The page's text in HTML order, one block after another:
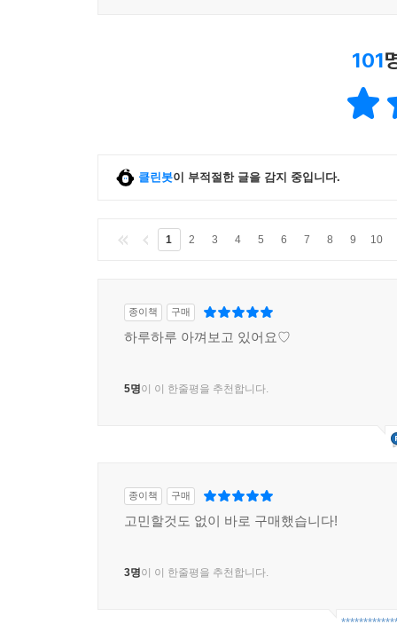
101
클린봇이 부적절한 글을 감지 중입니다.
1 2 3 4 5 6 7 8 9 10
종이책 구매
하루하루 아껴보고 있어요♡
5명이 이 한줄평을 추천합니다.
종이책 구매
고민할것도 없이 바로 구매했습니다!
3명이 이 한줄평을 추천합니다.